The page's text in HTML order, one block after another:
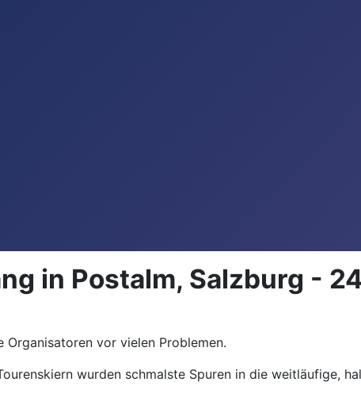
in Postalm, Salzburg -
vor vielen Problemen.
wurden schmalste Spuren in die weitläufige,